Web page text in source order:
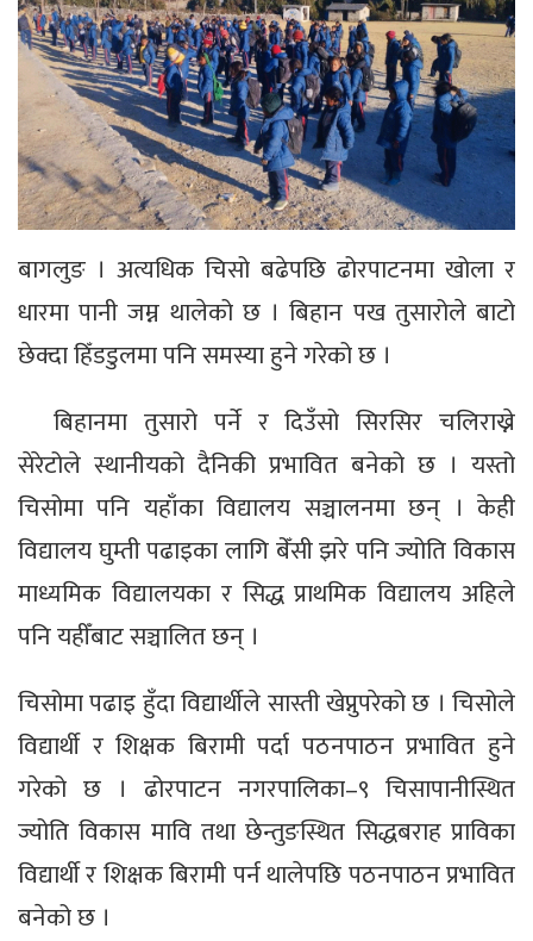
बागलुङ । अत्यधिक चिसो बढेपछि ढोरपाटनमा खोला र
धारमा पानी जम्न थालेको छ । बिहान पख तुसारोले बाटो
छेक्दा हिँडडुलमा पनि समस्या हुने गरेको छ ।
बिहानमा तुसारो पर्ने र दिउँसो सिरसिर चलिराख्ने
सेरेटोले स्थानीयको दैनिकी प्रभावित बनेको छ । यस्तो
चिसोमा पनि यहाँका विद्यालय सञ्चालनमा छन् । केही
विद्यालय घुम्ती पढाइका लागि बेँसी झरे पनि ज्योति विकास
माध्यमिक विद्यालयका र सिद्ध प्राथमिक विद्यालय अहिले
पनि यहीँबाट सञ्चालित छन् ।
चिसोमा पढाइ हुँदा विद्यार्थीले सास्ती खेप्नुपरेको छ । चिसोले
विद्यार्थी र शिक्षक बिरामी पर्दा पठनपाठन प्रभावित हुने
गरेको छ । ढोरपाटन नगरपालिका–९ चिसापानीस्थित
ज्योति विकास मावि तथा छेन्तुङस्थित सिद्धबराह प्राविका
विद्यार्थी र शिक्षक बिरामी पर्न थालेपछि पठनपाठन प्रभावित
बनेको छ ।